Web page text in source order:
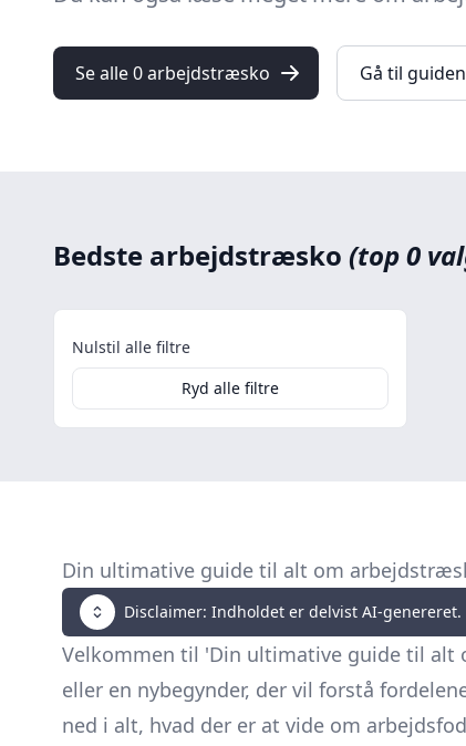
Se alle 0 arbejdstræsko Gå til guiden
Bedste arbejdstræsko (top 0
Nulstil alle filtre
Ryd alle filtre
Din ultimative guide til alt om
Disclaimer: Indholdet er delvist AI-
Velkommen til 'Din ultimative guide til alt
eller en nybegynder, der vil forstå
ned i alt, hvad der er at vide om